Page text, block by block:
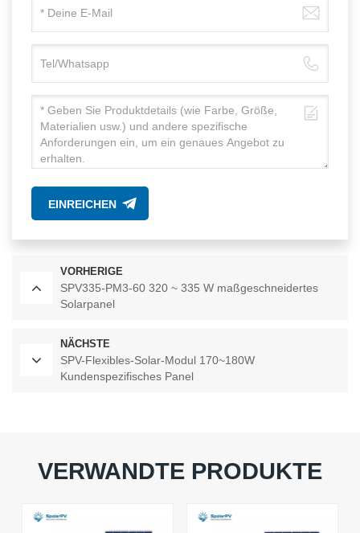
EINREICHEN
VORHERIGE
SPV335-PM3-60 320 ~ 335 W maßgeschneidertes
Solarpanel
NÄCHSTE
SPV-Flexibles-Solar-Modul 170~180W
Kundenspezifisches Panel
VERWANDTE PRODUKTE